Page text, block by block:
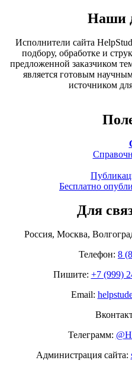
Наши
Исполнители сайта
подбору, обработке и
предложенной заказчиком
является готовым
источником
Бесплатно
Для
Россия, Москва,
Телефон: 8
Пишите: +7 (999)
Email:
Телеграмм:
Администрация сайта: